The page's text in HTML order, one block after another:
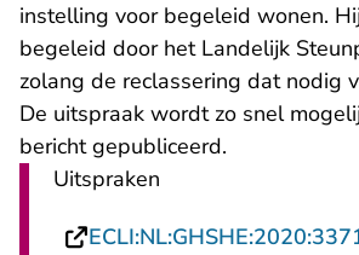
instelling voor begeleid wonen.
begeleid door het Landelijk
zolang de reclassering dat nodig
De uitspraak wordt zo snel
bericht gepubliceerd.
Uitspraken